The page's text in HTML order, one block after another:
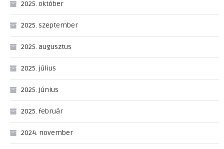
2025. október
2025. szeptember
2025. augusztus
2025. július
2025. június
2025. február
2024. november